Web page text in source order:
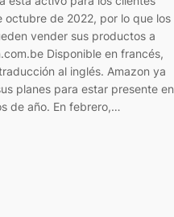
octubre de 2022, por lo que los
vender sus productos a
Disponible en francés,
al inglés. Amazon ya
planes para estar presente en
de año. En febrero,…